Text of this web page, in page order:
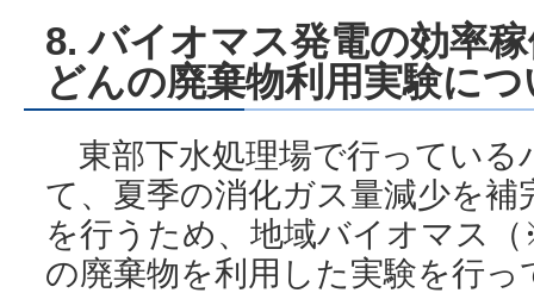
8. バイオマス発電の効率
どんの廃棄物利用実験に
東部下水処理場で行っている
て、夏季の消化ガス量減少を
を行うため、地域バイオマス
の廃棄物を利用した実験を行っ